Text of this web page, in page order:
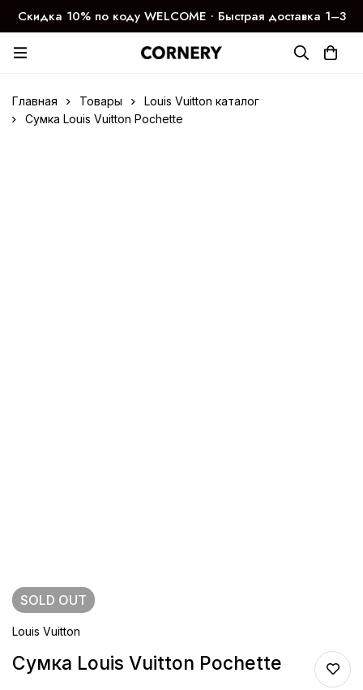
Скидка 10% по коду WELCOME ∙ Быстрая доставка 1–3
дня
Главная Товары
Louis Vuitton каталог
Сумка Louis Vuitton Pochette
SOLD OUT
Louis Vuitton
Сумка Louis Vuitton Pochette